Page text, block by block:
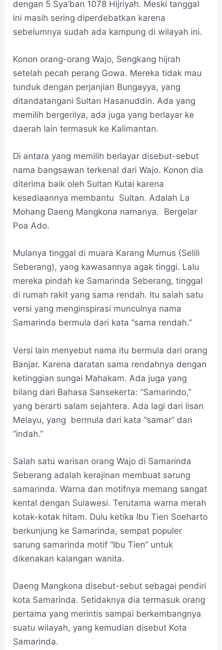
dengan 5 Sya’ban 1078 Hijriyah. Meski tanggal
ini masih sering diperdebatkan karena
sebelumnya sudah ada kampung di wilayah ini.
Konon orang-orang Wajo, Sengkang hijrah
setelah pecah perang Gowa. Mereka tidak mau
tunduk dengan perjanjian Bungayya, yang
ditandatangani Sultan Hasanuddin. Ada yang
memilih bergerilya, ada juga yang berlayar ke
daerah lain termasuk ke Kalimantan.
Di antara yang memilih berlayar disebut-sebut
nama bangsawan terkenal dari Wajo. Konon dia
diterima baik oleh Sultan Kutai karena
kesediaannya membantu Sultan. Adalah La
Mohang Daeng Mangkona namanya. Bergelar
Poa Ado.
Mulanya tinggal di muara Karang Mumus (Selili
Seberang), yang kawasannya agak tinggi. Lalu
mereka pindah ke Samarinda Seberang, tinggal
di rumah rakit yang sama rendah. Itu salah satu
versi yang menginspirasi munculnya nama
Samarinda bermula dari kata “sama rendah.”
Versi lain menyebut nama itu bermula dari orang
Banjar. Karena daratan sama rendahnya dengan
ketinggian sungai Mahakam. Ada juga yang
bilang dari Bahasa Sansekerta: “Samarindo,”
yang berarti salam sejahtera. Ada lagi dari lisan
Melayu, yang bermula dari kata “samar” dan
“indah.”
Salah satu warisan orang Wajo di Samarinda
Seberang adalah kerajinan membuat sarung
samarinda. Warna dan motifnya memang sangat
kental dengan Sulawesi. Terutama warna merah
kotak-kotak hitam. Dulu ketika Ibu Tien Soeharto
berkunjung ke Samarinda, sempat populer
sarung samarinda motif “Ibu Tien” untuk
dikenakan kalangan wanita.
Daeng Mangkona disebut-sebut sebagai pendiri
kota Samarinda. Setidaknya dia termasuk orang
pertama yang merintis sampai berkembangnya
suatu wilayah, yang kemudian disebut Kota
Samarinda.